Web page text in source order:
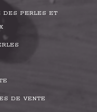
DES PERLES ET
DE VENTE